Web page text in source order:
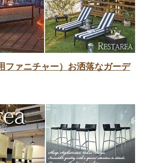
ファニチャー）お洒落なガーデ